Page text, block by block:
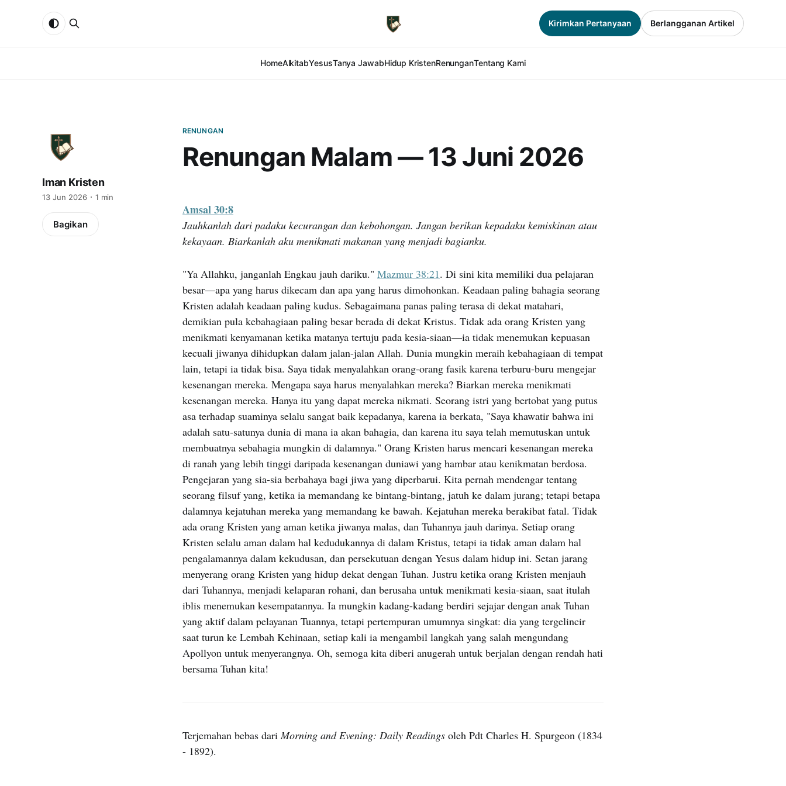
HomeAlkitabYesusTanya JawabHidup KristenRenunganTentang Kami
Kirimkan Pertanyaan Berlangganan Artikel
RENUNGAN
Renungan Malam — 13 Juni 2026
Iman Kristen
13 Jun 2026 1 min
Bagikan
Amsal 30:8
Jauhkanlah dari padaku kecurangan dan kebohongan. Jangan berikan kepadaku kemiskinan atau
kekayaan. Biarkanlah aku menikmati makanan yang menjadi bagianku.
"Ya Allahku, janganlah Engkau jauh dariku." Mazmur 38:21. Di sini kita memiliki dua pelajaran
besar—apa yang harus dikecam dan apa yang harus dimohonkan. Keadaan paling bahagia seorang
Kristen adalah keadaan paling kudus. Sebagaimana panas paling terasa di dekat matahari,
demikian pula kebahagiaan paling besar berada di dekat Kristus. Tidak ada orang Kristen yang
menikmati kenyamanan ketika matanya tertuju pada kesia-siaan—ia tidak menemukan kepuasan
kecuali jiwanya dihidupkan dalam jalan-jalan Allah. Dunia mungkin meraih kebahagiaan di tempat
lain, tetapi ia tidak bisa. Saya tidak menyalahkan orang-orang fasik karena terburu-buru mengejar
kesenangan mereka. Mengapa saya harus menyalahkan mereka? Biarkan mereka menikmati
kesenangan mereka. Hanya itu yang dapat mereka nikmati. Seorang istri yang bertobat yang putus
asa terhadap suaminya selalu sangat baik kepadanya, karena ia berkata, "Saya khawatir bahwa ini
adalah satu-satunya dunia di mana ia akan bahagia, dan karena itu saya telah memutuskan untuk
membuatnya sebahagia mungkin di dalamnya." Orang Kristen harus mencari kesenangan mereka
di ranah yang lebih tinggi daripada kesenangan duniawi yang hambar atau kenikmatan berdosa.
Pengejaran yang sia-sia berbahaya bagi jiwa yang diperbarui. Kita pernah mendengar tentang
seorang filsuf yang, ketika ia memandang ke bintang-bintang, jatuh ke dalam jurang; tetapi betapa
dalamnya kejatuhan mereka yang memandang ke bawah. Kejatuhan mereka berakibat fatal. Tidak
ada orang Kristen yang aman ketika jiwanya malas, dan Tuhannya jauh darinya. Setiap orang
Kristen selalu aman dalam hal kedudukannya di dalam Kristus, tetapi ia tidak aman dalam hal
pengalamannya dalam kekudusan, dan persekutuan dengan Yesus dalam hidup ini. Setan jarang
menyerang orang Kristen yang hidup dekat dengan Tuhan. Justru ketika orang Kristen menjauh
dari Tuhannya, menjadi kelaparan rohani, dan berusaha untuk menikmati kesia-siaan, saat itulah
iblis menemukan kesempatannya. Ia mungkin kadang-kadang berdiri sejajar dengan anak Tuhan
yang aktif dalam pelayanan Tuannya, tetapi pertempuran umumnya singkat: dia yang tergelincir
saat turun ke Lembah Kehinaan, setiap kali ia mengambil langkah yang salah mengundang
Apollyon untuk menyerangnya. Oh, semoga kita diberi anugerah untuk berjalan dengan rendah hati
bersama Tuhan kita!
Terjemahan bebas dariMorning and Evening: Daily Readings oleh Pdt Charles H. Spurgeon (1834
- 1892).